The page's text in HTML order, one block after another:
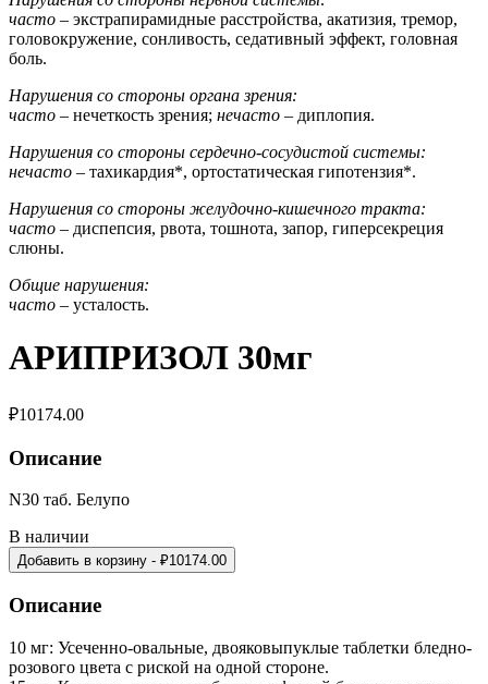
часто – экстрапирамидные расстройства, акатизия, тремор,
головокружение, сонливость, седативный эффект, головная
боль.
Нарушения со стороны органа зрения:
часто – нечеткость зрения; нечасто – диплопия.
Нарушения со стороны сердечно-сосудистой системы:
нечасто – тахикардия*, ортостатическая гипотензия*.
Нарушения со стороны желудочно-кишечного тракта:
часто – диспепсия, рвота, тошнота, запор, гиперсекреция
слюны.
Общие нарушения:
часто – усталость.
АРИПРИЗОЛ 30мг
₽10174.00
Описание
N30 таб. Белупо
В наличии
Добавить в корзину - ₽10174.00
Описание
10 мг: Усеченно-овальные, двояковыпуклые таблетки бледно-
розового цвета с риской на одной стороне.